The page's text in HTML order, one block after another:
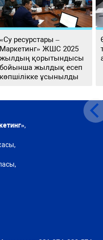
«Су ресурстары –
Маркетинг» ЖШС 2025
жылдың қорытындысы
бойынша жылдық есеп
көпшілікке ұсынылды
,